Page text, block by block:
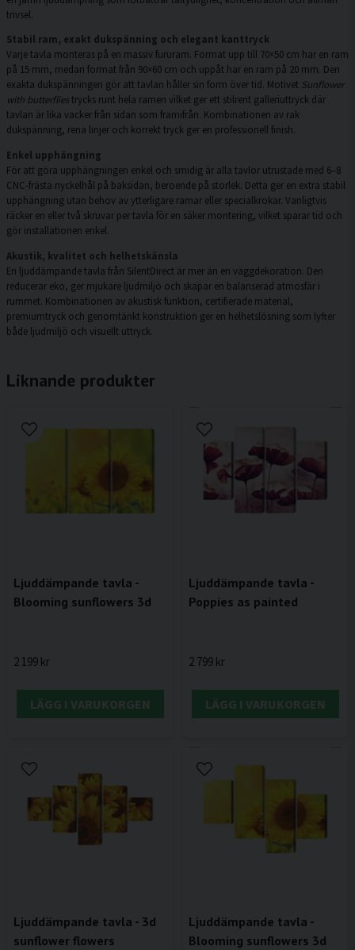
trivsel.
Stabil ram, exakt dukspänning och elegant kanttryck
Varje tavla monteras på en massiv fururam. Format upp till 70×50 cm har en ram
på 15 mm, medan format från 90×60 cm och uppåt har en ram på 20 mm. Den
exakta dukspänningen gör att tavlan håller sin form över tid. Motivet Sunflower
with butterfliestrycks runt hela ramen vilket ger ett stilrent galleriuttryck där
tavlan är lika vacker från sidan som framifrån. Kombinationen av rak
dukspänning, rena linjer och korrekt tryck ger en professionell finish.
Enkel upphängning
För att göra upphängningen enkel och smidig är alla tavlor utrustade med 6–8
CNC-frästa nyckelhål på baksidan, beroende på storlek. Detta ger en extra stabil
upphängning utan behov av ytterligare ramar eller specialkrokar. Vanligtvis
räcker en eller två skruvar per tavla för en säker montering, vilket sparar tid och
gör installationen enkel.
Akustik, kvalitet och helhetskänsla
En ljuddämpande tavla från SilentDirect är mer än en väggdekoration. Den
reducerar eko, ger mjukare ljudmiljö och skapar en balanserad atmosfär i
rummet. Kombinationen av akustisk funktion, certifierade material,
premiumtryck och genomtänkt konstruktion ger en helhetslösning som lyfter
både ljudmiljö och visuellt uttryck.
Liknande produkter
Ljuddämpande tavla -
Blooming sunflowers 3d
2 199 kr
LÄGG I VARUKORGEN
Ljuddämpande tavla -
Poppies as painted
2 799 kr
LÄGG I VARUKORGEN
Ljuddämpande tavla - 3d
sunflower flowers
Ljuddämpande tavla -
Blooming sunflowers 3d